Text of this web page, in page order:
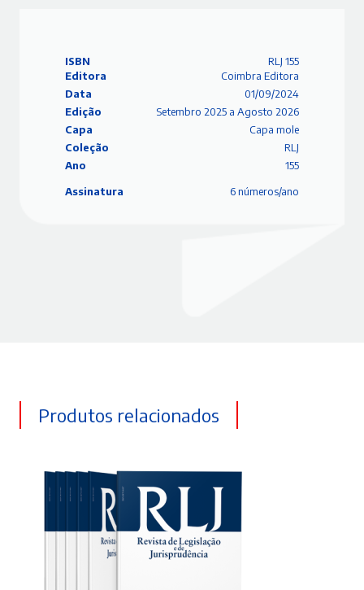
ISBN
RLJ 155
Editora
Coimbra Editora
Data
01/09/2024
Edição
Setembro 2025 a Agosto 2026
Capa
Capa mole
Coleção
RLJ
Ano
155
Assinatura
6 números/ano
Produtos relacionados